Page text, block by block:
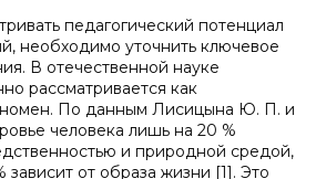
педагогический потенциал
необходимо уточнить ключевое
В отечественной науке
рассматривается как
По данным Лисицына Ю. П. и
человека лишь на 20 %
и природной средой,
зависит от образа жизни [1]. Это